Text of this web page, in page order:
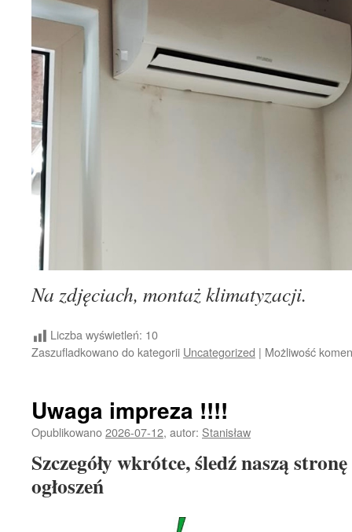
Na zdjęciach, montaż klimatyzacji.
Liczba wyświetleń: 10
Zaszufladkowano do kategorii Uncategorized | Możliwość
Uwaga impreza !!!!
Opublikowano2026-07-12, autor: Stanisław
Szczegóły wkrótce, śledź naszą
ogłoszeń